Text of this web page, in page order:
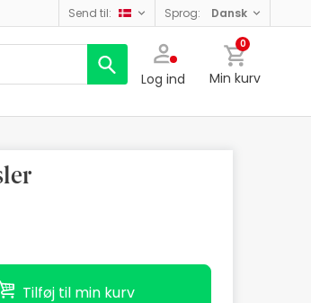
send til: sprog: dansk
Log ind
0
Min kurv
Tilføj til min kurv